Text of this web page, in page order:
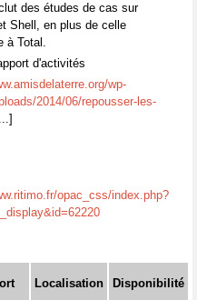
des études de cas sur
Shell, en plus de celle
à Total.
d'activités
wp-
2014/06/repousser-les-
opac_css/index.php?
Localisation Disponibilité